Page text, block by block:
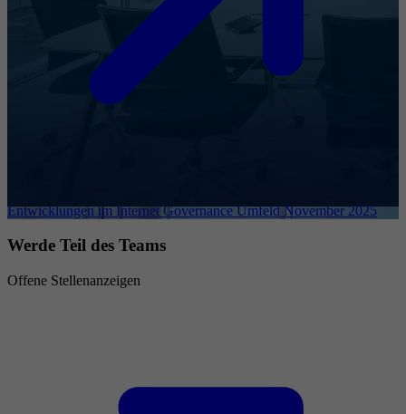
Entwicklungen im Internet Governance Umfeld November 2025
Werde Teil des Teams
Offene Stellenanzeigen